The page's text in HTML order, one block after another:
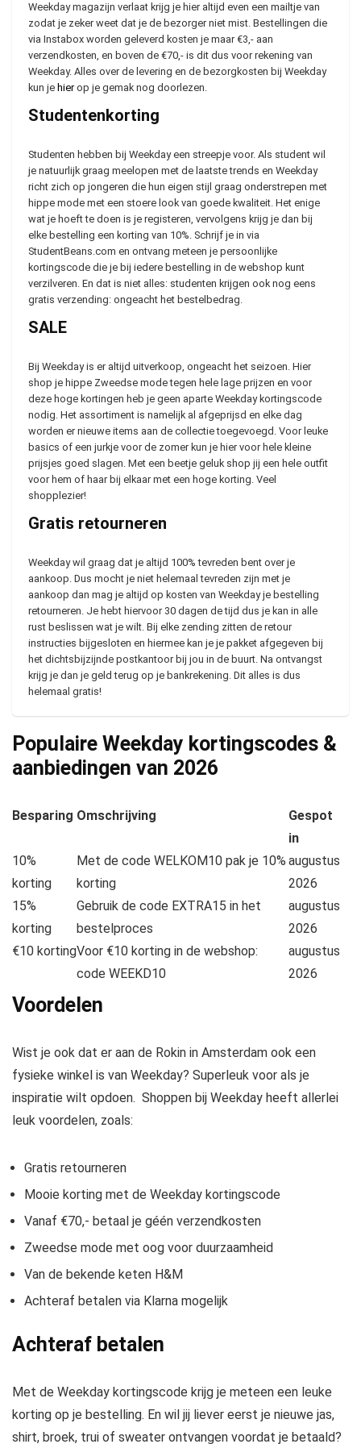
Weekday magazijn verlaat krijg je hier altijd even een mailtje van
zodat je zeker weet dat je de bezorger niet mist. Bestellingen die
via Instabox worden geleverd kosten je maar €3,- aan
verzendkosten, en boven de €70,- is dit dus voor rekening van
Weekday. Alles over de levering en de bezorgkosten bij Weekday
kun je hierop je gemak nog doorlezen.
Studentenkorting
Studenten hebben bij Weekday een streepje voor. Als student wil
je natuurlijk graag meelopen met de laatste trends en Weekday
richt zich op jongeren die hun eigen stijl graag onderstrepen met
hippe mode met een stoere look van goede kwaliteit. Het enige
wat je hoeft te doen is je registeren, vervolgens krijg je dan bij
elke bestelling een korting van 10%. Schrijf je in via
StudentBeans.com en ontvang meteen je persoonlijke
kortingscode die je bij iedere bestelling in de webshop kunt
verzilveren. En dat is niet alles: studenten krijgen ook nog eens
gratis verzending: ongeacht het bestelbedrag.
SALE
Bij Weekday is er altijd uitverkoop, ongeacht het seizoen. Hier
shop je hippe Zweedse mode tegen hele lage prijzen en voor
deze hoge kortingen heb je geen aparte Weekday kortingscode
nodig. Het assortiment is namelijk al afgeprijsd en elke dag
worden er nieuwe items aan de collectie toegevoegd. Voor leuke
basics of een jurkje voor de zomer kun je hier voor hele kleine
prijsjes goed slagen. Met een beetje geluk shop jij een hele outfit
voor hem of haar bij elkaar met een hoge korting. Veel
shopplezier!
Gratis retourneren
Weekday wil graag dat je altijd 100% tevreden bent over je
aankoop. Dus mocht je niet helemaal tevreden zijn met je
aankoop dan mag je altijd op kosten van Weekday je bestelling
retourneren. Je hebt hiervoor 30 dagen de tijd dus je kan in alle
rust beslissen wat je wilt. Bij elke zending zitten de retour
instructies bijgesloten en hiermee kan je je pakket afgegeven bij
het dichtsbijzijnde postkantoor bij jou in de buurt. Na ontvangst
krijg je dan je geld terug op je bankrekening. Dit alles is dus
helemaal gratis!
Populaire Weekday kortingscodes &
aanbiedingen van 2026
Besparing Omschrijving
Gespot
in
10%
korting
Met de code WELKOM10 pak je 10%
korting
augustus
2026
15%
korting
Gebruik de code EXTRA15 in het
bestelproces
augustus
2026
€10 kortingVoor €10 korting in de webshop:
code WEEKD10
augustus
2026
Voordelen
Wist je ook dat er aan de Rokin in Amsterdam ook een
fysieke winkel is van Weekday? Superleuk voor als je
inspiratie wilt opdoen. Shoppen bij Weekday heeft allerlei
leuk voordelen, zoals:
Gratis retourneren
Mooie korting met de Weekday kortingscode
Vanaf €70,- betaal je géén verzendkosten
Zweedse mode met oog voor duurzaamheid
Van de bekende keten H&M
Achteraf betalen via Klarna mogelijk
Achteraf betalen
Met de Weekday kortingscode krijg je meteen een leuke
korting op je bestelling. En wil jij liever eerst je nieuwe jas,
shirt, broek, trui of sweater ontvangen voordat je betaald?